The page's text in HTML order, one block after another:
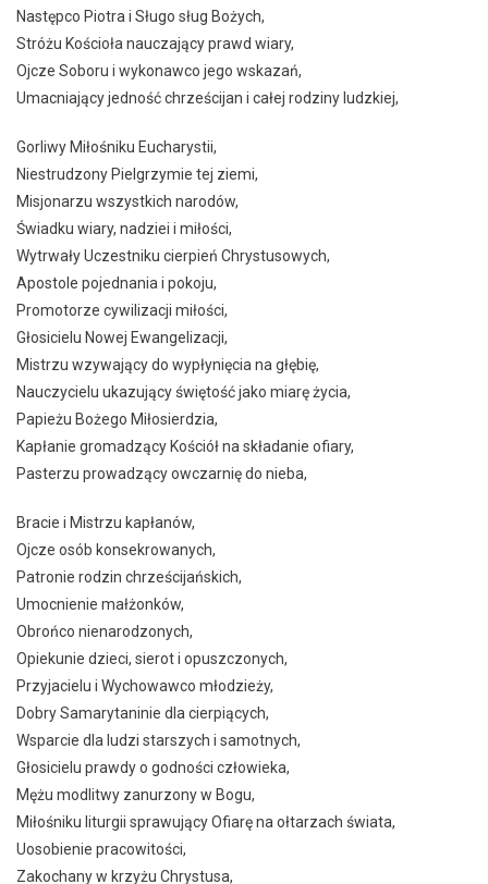
Następco Piotra i Sługo sług Bożych,
Stróżu Kościoła nauczający prawd wiary,
Ojcze Soboru i wykonawco jego wskazań,
Umacniający jedność chrześcijan i całej rodziny ludzkiej,
Gorliwy Miłośniku Eucharystii,
Niestrudzony Pielgrzymie tej ziemi,
Misjonarzu wszystkich narodów,
Świadku wiary, nadziei i miłości,
Wytrwały Uczestniku cierpień Chrystusowych,
Apostole pojednania i pokoju,
Promotorze cywilizacji miłości,
Głosicielu Nowej Ewangelizacji,
Mistrzu wzywający do wypłynięcia na głębię,
Nauczycielu ukazujący świętość jako miarę życia,
Papieżu Bożego Miłosierdzia,
Kapłanie gromadzący Kościół na składanie ofiary,
Pasterzu prowadzący owczarnię do nieba,
Bracie i Mistrzu kapłanów,
Ojcze osób konsekrowanych,
Patronie rodzin chrześcijańskich,
Umocnienie małżonków,
Obrońco nienarodzonych,
Opiekunie dzieci, sierot i opuszczonych,
Przyjacielu i Wychowawco młodzieży,
Dobry Samarytaninie dla cierpiących,
Wsparcie dla ludzi starszych i samotnych,
Głosicielu prawdy o godności człowieka,
Mężu modlitwy zanurzony w Bogu,
Miłośniku liturgii sprawujący Ofiarę na ołtarzach świata,
Uosobienie pracowitości,
Zakochany w krzyżu Chrystusa,